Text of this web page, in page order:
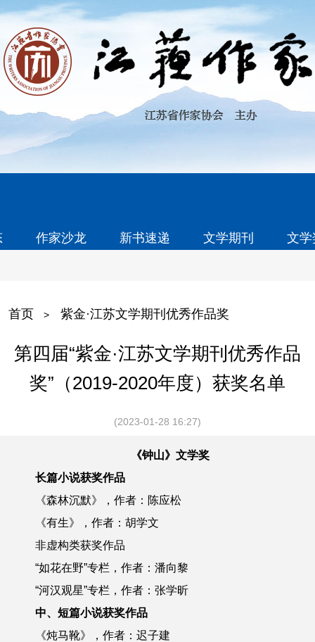
作家沙龙 新书速递 文学期刊 文
首页 > 紫金·江苏文学期刊优秀作品奖
第四届“紫金·江苏文学期刊优秀作品
奖”（2019-2020年度）获奖名单
(2023-01-28 16:27)
《钟山》文学奖
长篇小说获奖作品
《森林沉默》，作者：陈应松
《有生》，作者：胡学文
非虚构类获奖作品
“如花在野”专栏，作者：潘向黎
“河汉观星”专栏，作者：张学昕
中、短篇小说获奖作品
《炖马靴》，作者：迟子建